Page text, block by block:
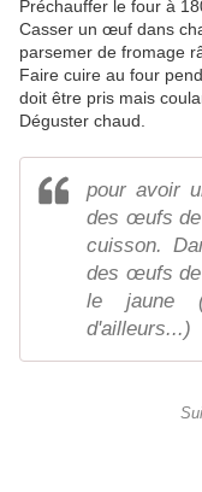
Préchauffer le four à
Casser un œuf dans
parsemer de fromage
Faire cuire au four
doit être pris mais
Déguster chaud.
pour avoir
des œufs
cuisson.
des œufs de
le jaune
d'ailleurs...)